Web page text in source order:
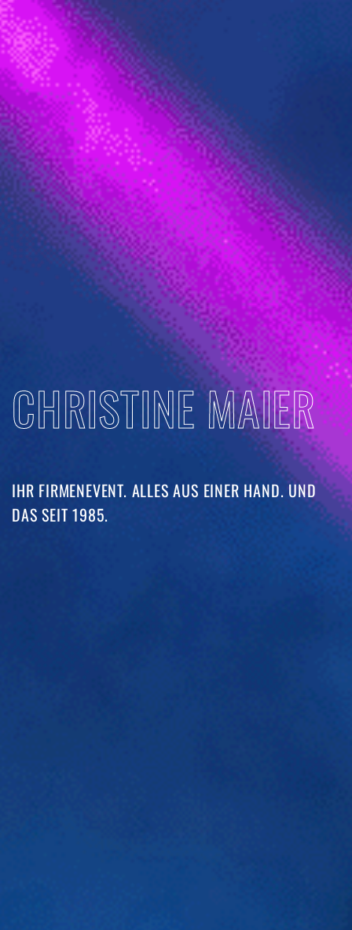
CHRISTINE MAIER
IHR FIRMENEVENT. ALLES AUS EINER HAND. UND
DAS SEIT 1985. ​